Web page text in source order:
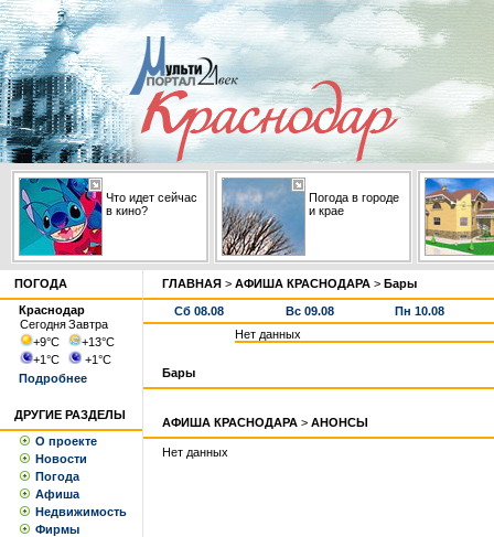
Что идет сейчас
в кино?
Погода в городе
и крае
ПОГОДА
Краснодар
СегодняЗавтра
+9°С +13°С
+1°С +1°С
Подробнее
ДРУГИЕ РАЗДЕЛЫ
О проекте
Новости
Погода
Афиша
Недвижимость
Фирмы
ГЛАВНАЯ > АФИША КРАСНОДАРА > Бары
Сб 08.08 Вс 09.08
Пн 10.08
Нет данных
Бары
АФИША КРАСНОДАРА > АНОНСЫ
Нет данных